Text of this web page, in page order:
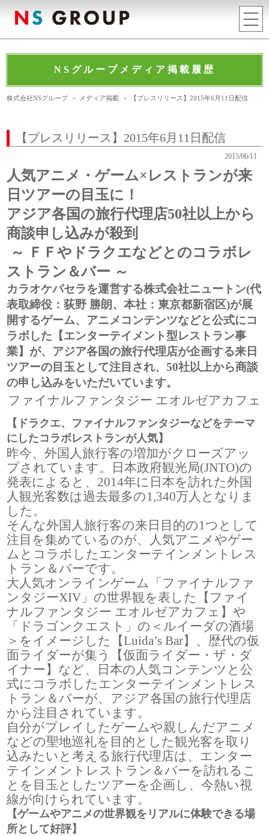
NSグループメディア掲載履歴
株式会社NSグループ > メディア掲載 > 【プレスリリース】2015年6月11日配信
【プレスリリース】2015年6月11日配信
2015/06/11
人気アニメ・ゲーム×レストランが来
日ツアーの目玉に！
アジア各国の旅行代理店50社以上から
商談申し込みが殺到
～ ＦＦやドラクエなどとのコラボレ
ストラン＆バー ～
カラオケパセラを運営する株式会社ニュートン(代
表取締役：荻野 勝朗、本社：東京都新宿区)が展
開するゲーム、アニメコンテンツなどと公式にコ
ラボした【エンターテイメント型レストラン事
業】が、アジア各国の旅行代理店が企画する来日
ツアーの目玉として注目され、50社以上から商談
の申し込みをいただいています。
ファイナルファンタジー エオルゼアカフェ
【ドラクエ、ファイナルファンタジーなどをテーマ
にしたコラボレストランが人気】
昨今、外国人旅行客の増加がクローズアッ
プされています。日本政府観光局(JNTO)の
発表によると、2014年に日本を訪れた外国
人観光客数は過去最多の1,340万人となりま
した。
そんな外国人旅行客の来日目的の1つとして
注目を集めているのが、人気アニメやゲー
ムとコラボしたエンターテインメントレス
トラン＆バーです。
大人気オンラインゲーム「ファイナルファ
ンタジーXIV」の世界観を表した【ファイ
ナルファンタジー エオルゼアカフェ】や
「ドラゴンクエスト」の＜ルイーダの酒場
＞をイメージした【Luida’s Bar】、歴代の仮
面ライダーが集う【仮面ライダー・ザ・ダ
イナー】など、日本の人気コンテンツと公
式にコラボしたエンターテインメントレス
トラン＆バーが、アジア各国の旅行代理店
から注目されています。
自分がプレイしたゲームや親しんだアニメ
などの聖地巡礼を目的とした観光客を取り
込みたいと考える旅行代理店は、エンター
テインメントレストラン＆バーを訪れるこ
とを目玉としたツアーを企画し、今熱い視
線が向けられています。
【ゲームやアニメの世界観をリアルに体験できる場
所として好評】